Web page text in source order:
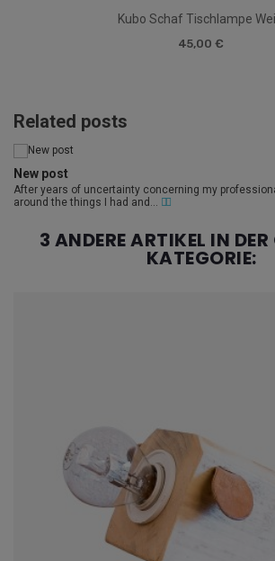
Kubo Schaf Tischlampe
45,00 €
Related posts
New post
After years of uncertainty concerning my
around the things I had and...
3 ANDERE ARTIKEL IN DER
KATEGORIE: